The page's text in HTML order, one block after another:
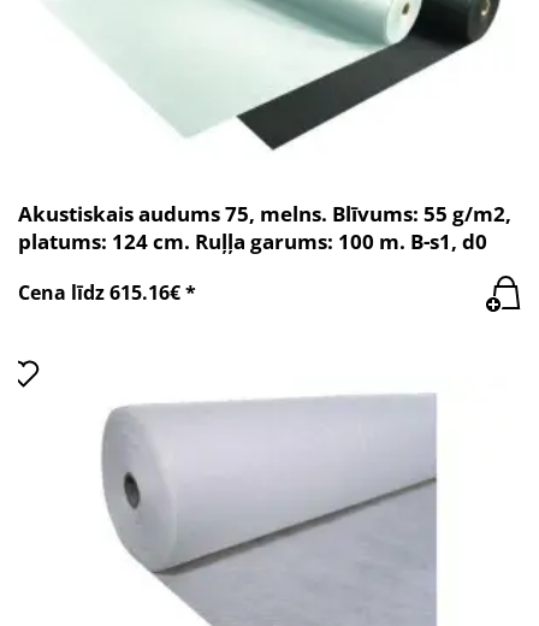
Akustiskais audums 75, melns. Blīvums: 55 g/m2,
platums: 124 cm. Ruļļa garums: 100 m. B-s1, d0
Cena līdz 615.16€ *